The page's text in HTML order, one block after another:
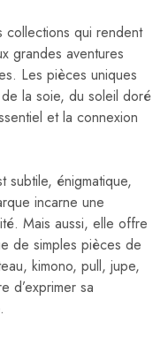
collections qui rendent
grandes aventures
Les pièces uniques
la soie, du soleil doré
et la connexion
subtile, énigmatique,
incarne une
Mais aussi, elle offre
de simples pièces de
kimono, pull, jupe,
d’exprimer sa